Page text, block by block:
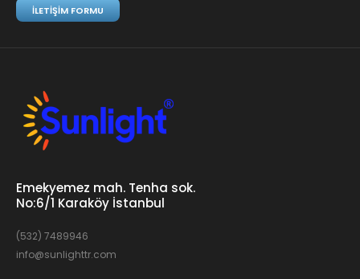
İLETIŞIM FORMU
Emekyemez mah. Tenha sok.
No:6/1 Karaköy İstanbul
(532) 7489946
info@sunlighttr.com